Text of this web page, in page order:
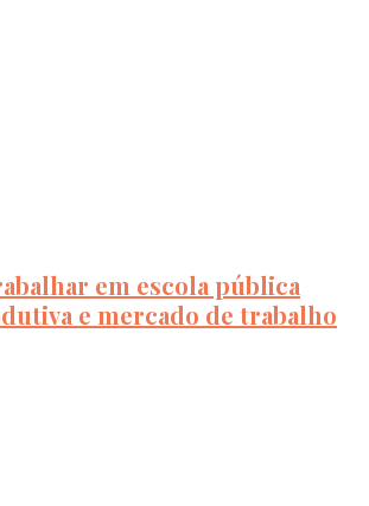
em escola pública
e mercado de trabalho